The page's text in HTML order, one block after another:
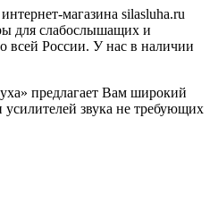
магазина silasluha.ru
для слабослышащих и
всей России. У нас в наличии
предлагает Вам широкий
звука не требующих